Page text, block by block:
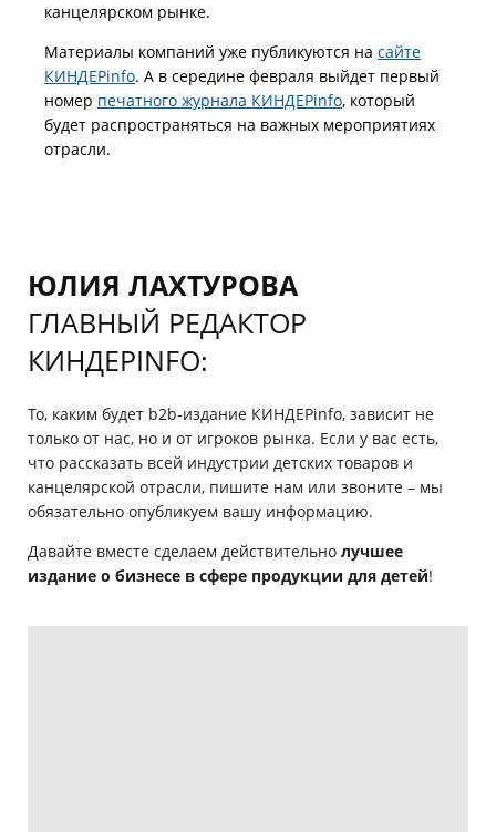
канцелярском рынке.
Материалы компаний уже публикуются на сайте
КИНДЕРinfo. А в середине февраля выйдет первый
номер печатного журнала КИНДЕРinfo, который
будет распространяться на важных мероприятиях
отрасли.
ЮЛИЯ ЛАХТУРОВА
ГЛАВНЫЙ РЕДАКТОР
КИНДЕРINFO:
То, каким будет b2b-издание КИНДЕРinfo, зависит не
только от нас, но и от игроков рынка. Если у вас есть,
что рассказать всей индустрии детских товаров и
канцелярской отрасли, пишите нам или звоните – мы
обязательно опубликуем вашу информацию.
Давайте вместе сделаем действительно лучшее
издание о бизнесе в сфере продукции для детей!